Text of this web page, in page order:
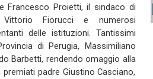
Francesco Proietti, il sindaco di
Vittorio Fiorucci e numerosi
delle istituzioni. Tantissimi
di Perugia, Massimiliano
Barbetti, rendendo omaggio alla
padre Giustino Casciano,